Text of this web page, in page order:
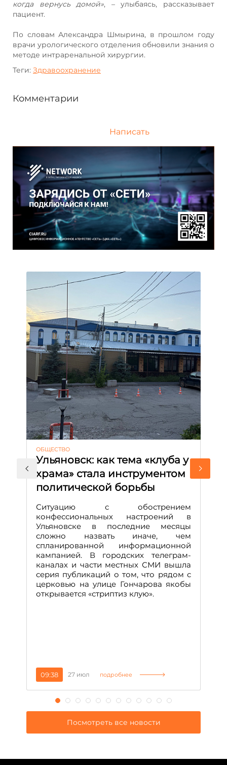
когда вернусь домой», – улыбаясь, рассказывает
пациент.
По словам Александра Шмырина, в прошлом году
врачи урологического отделения обновили знания о
методе интраренальной хирургии.
Теги: Здравоохранение
Комментарии
Написать
ОБЩЕСТВО
Ульяновск: как тема «клуба у
храма» стала инструментом
политической борьбы
Ситуацию с обострением
конфессиональных настроений в
Ульяновске в последние месяцы
сложно назвать иначе, чем
спланированной информационной
кампанией. В городских телеграм-
каналах и части местных СМИ вышла
серия публикаций о том, что рядом с
церковью на улице Гончарова якобы
открывается «стриптиз клую».
09:38 27 июл подробнее
Посмотреть все новости